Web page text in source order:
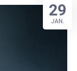
29
JAN.